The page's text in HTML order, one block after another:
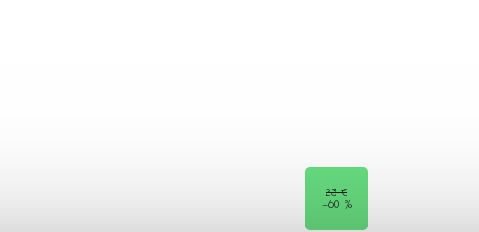
23 €
–60 %